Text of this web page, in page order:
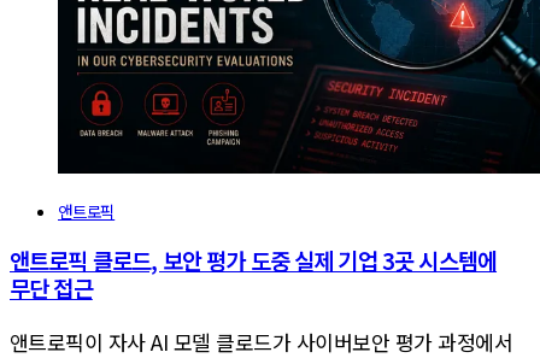
앤트로픽
앤트로픽 클로드, 보안 평가 도중 실제 기업 3곳 시스템에
무단 접근
앤트로픽이 자사 AI 모델 클로드가 사이버보안 평가 과정에서